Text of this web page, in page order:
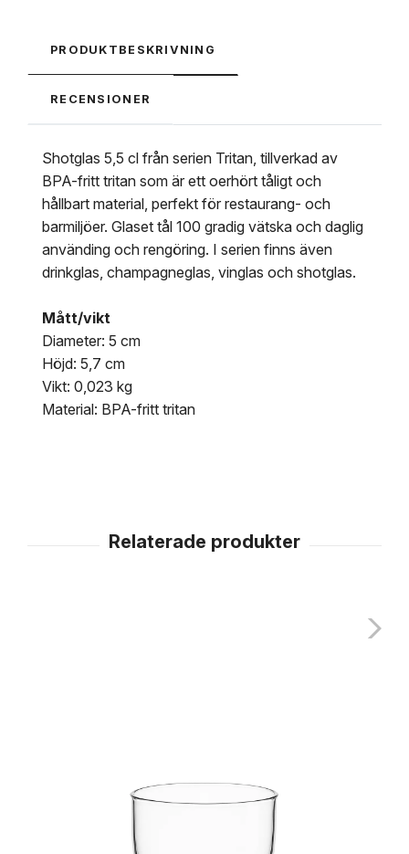
PRODUKTBESKRIVNING
RECENSIONER
Shotglas 5,5 cl från serien Tritan, tillverkad av
BPA-fritt tritan som är ett oerhört tåligt och
hållbart material, perfekt för restaurang- och
barmiljöer. Glaset tål 100 gradig vätska och daglig
använding och rengöring. I serien finns även
drinkglas, champagneglas, vinglas och shotglas.
Mått/vikt
Diameter: 5 cm
Höjd: 5,7 cm
Vikt: 0,023 kg
Material: BPA-fritt tritan